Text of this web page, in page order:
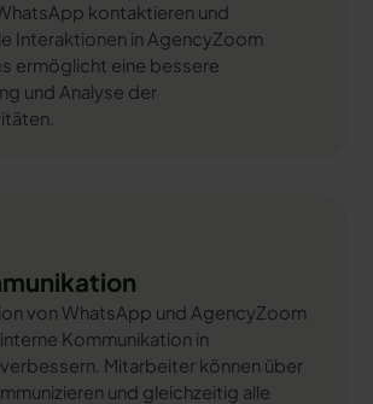
kontaktieren und
Interaktionen in AgencyZoom
ermöglicht eine bessere
und Analyse der
von WhatsApp und AgencyZoom
Kommunikation in
Mitarbeiter können über
und gleichzeitig alle